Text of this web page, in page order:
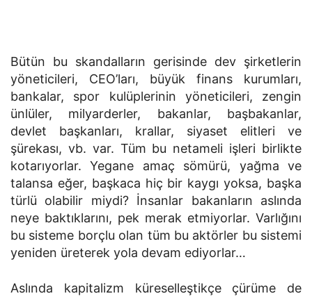
Bütün bu skandalların gerisinde dev şirketlerin
yöneticileri, CEO’ları, büyük finans kurumları,
bankalar, spor kulüplerinin yöneticileri, zengin
ünlüler, milyarderler, bakanlar, başbakanlar,
devlet başkanları, krallar, siyaset elitleri ve
şürekası, vb. var. Tüm bu netameli işleri birlikte
kotarıyorlar. Yegane amaç sömürü, yağma ve
talansa eğer, başkaca hiç bir kaygı yoksa, başka
türlü olabilir miydi? İnsanlar bakanların aslında
neye baktıklarını, pek merak etmiyorlar. Varlığını
bu sisteme borçlu olan tüm bu aktörler bu sistemi
yeniden üreterek yola devam ediyorlar…
Aslında kapitalizm küreselleştikçe çürüme de